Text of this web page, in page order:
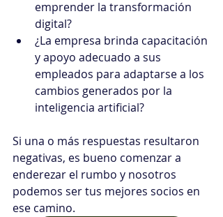
emprender la transformación
digital?
¿La empresa brinda capacitación
y apoyo adecuado a sus
empleados para adaptarse a los
cambios generados por la
inteligencia artificial?
Si una o más respuestas resultaron
negativas, es bueno comenzar a
enderezar el rumbo y nosotros
podemos ser tus mejores socios en
ese camino.